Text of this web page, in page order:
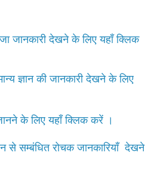
जानकारी देखने के लिए यहाँ क्लिक
ज्ञान की जानकारी देखने के लिए
के लिए यहाँ क्लिक करें ।
से सम्बंधित रोचक जानकारियाँ देखने